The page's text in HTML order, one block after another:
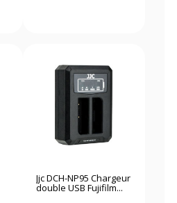
Jjc DCH-NP95 Chargeur
double USB Fujifilm...